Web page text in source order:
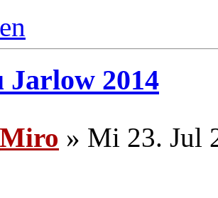
Jarlow 2014
Miro » Mi 23. Jul